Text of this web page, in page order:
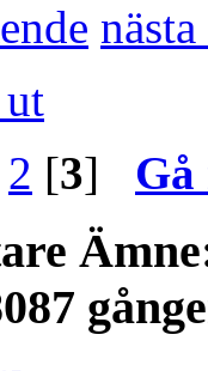
nästa
2 [3] Gå